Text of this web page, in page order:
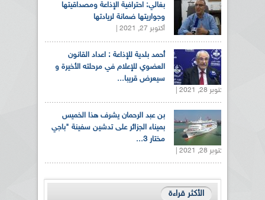
بغالي: احترافية الإذاعة ومصداقيتها
وجواريتها ضمانة لريادتها
أكتوبر 27, 2021 |
أحمد بلدية للإذاعة : اعداد القانون
العضوي للإعلام في مرحلته الأخيرة و
سيعرض قريبا...
أكتوبر 28, 2021 |
بن عبد الرحمان يشرف هذا الخميس
بميناء الجزائر على تدشين سفينة "باجي
مختار 3...
أكتوبر 28, 2021 |
الأكثر قراءة